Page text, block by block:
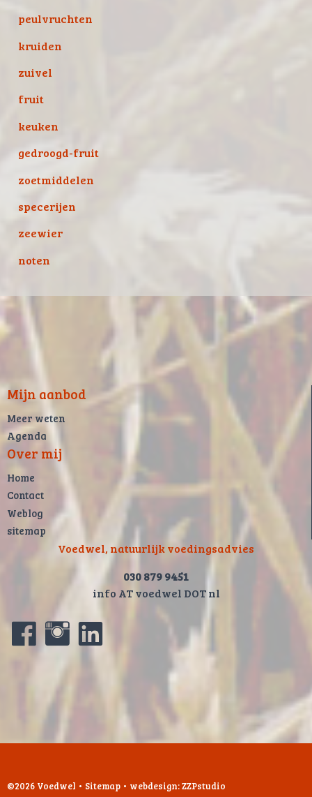
peulvruchten
kruiden
zuivel
fruit
keuken
gedroogd-fruit
zoetmiddelen
specerijen
zeewier
noten
Mijn aanbod
Meer weten
Agenda
Over mij
Home
Contact
Weblog
sitemap
Voedwel, natuurlijk voedingsadvies
030 879 9451
info AT voedwel DOT nl
©2026 Voedwel • Sitemap • webdesign: ZZPstudio